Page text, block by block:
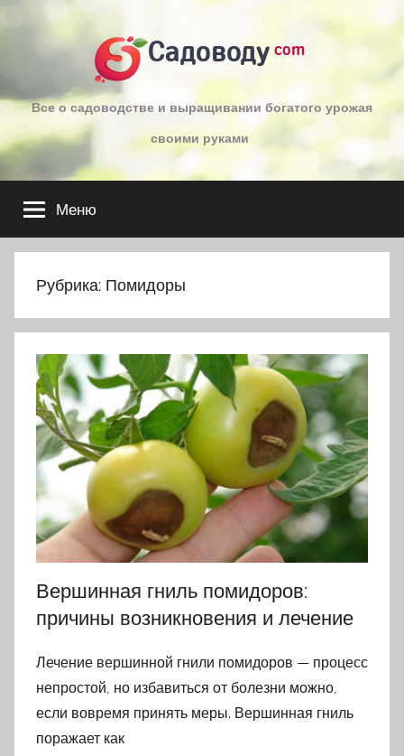
к
Садоводу com
Все о садоводстве и выращивании богатого урожая
своими руками
Меню
Рубрика: Помидоры
Вершинная гниль помидоров:
причины возникновения и лечение
Лечение вершинной гнили помидоров — процесс
непростой, но избавиться от болезни можно,
если вовремя принять меры. Вершинная гниль
поражает как